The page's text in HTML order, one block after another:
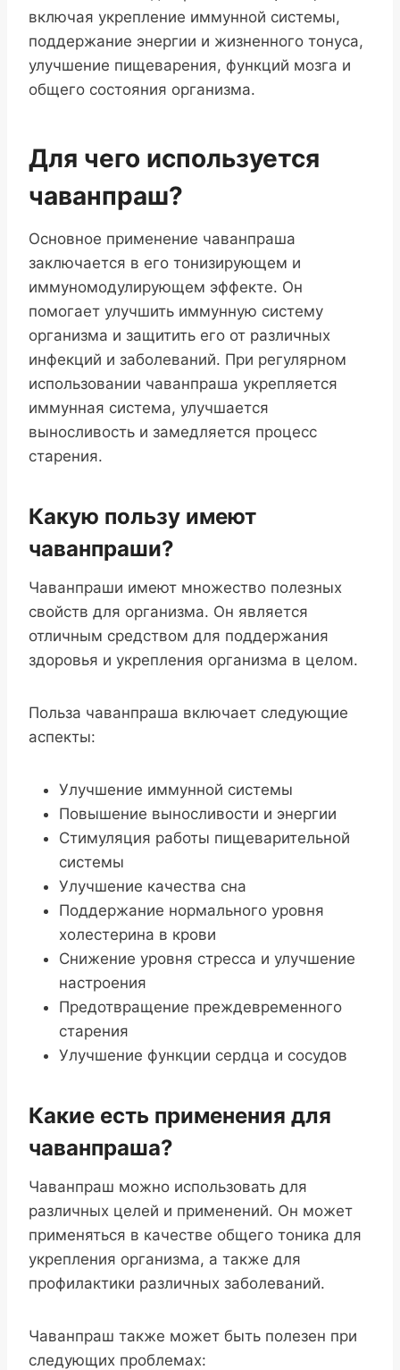
включая укрепление иммунной системы,
поддержание энергии и жизненного тонуса,
улучшение пищеварения, функций мозга и
общего состояния организма.
Для чего используется
чаванпраш?
Основное применение чаванпраша
заключается в его тонизирующем и
иммуномодулирующем эффекте. Он
помогает улучшить иммунную систему
организма и защитить его от различных
инфекций и заболеваний. При регулярном
использовании чаванпраша укрепляется
иммунная система, улучшается
выносливость и замедляется процесс
старения.
Какую пользу имеют
чаванпраши?
Чаванпраши имеют множество полезных
свойств для организма. Он является
отличным средством для поддержания
здоровья и укрепления организма в целом.
Польза чаванпраша включает следующие
аспекты:
Улучшение иммунной системы
Повышение выносливости и энергии
Стимуляция работы пищеварительной
системы
Улучшение качества сна
Поддержание нормального уровня
холестерина в крови
Снижение уровня стресса и улучшение
настроения
Предотвращение преждевременного
старения
Улучшение функции сердца и сосудов
Какие есть применения для
чаванпраша?
Чаванпраш можно использовать для
различных целей и применений. Он может
применяться в качестве общего тоника для
укрепления организма, а также для
профилактики различных заболеваний.
Чаванпраш также может быть полезен при
следующих проблемах: